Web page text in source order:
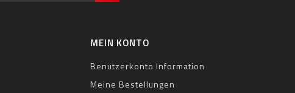
MEIN KONTO
Benutzerkonto Information
Meine Bestellungen